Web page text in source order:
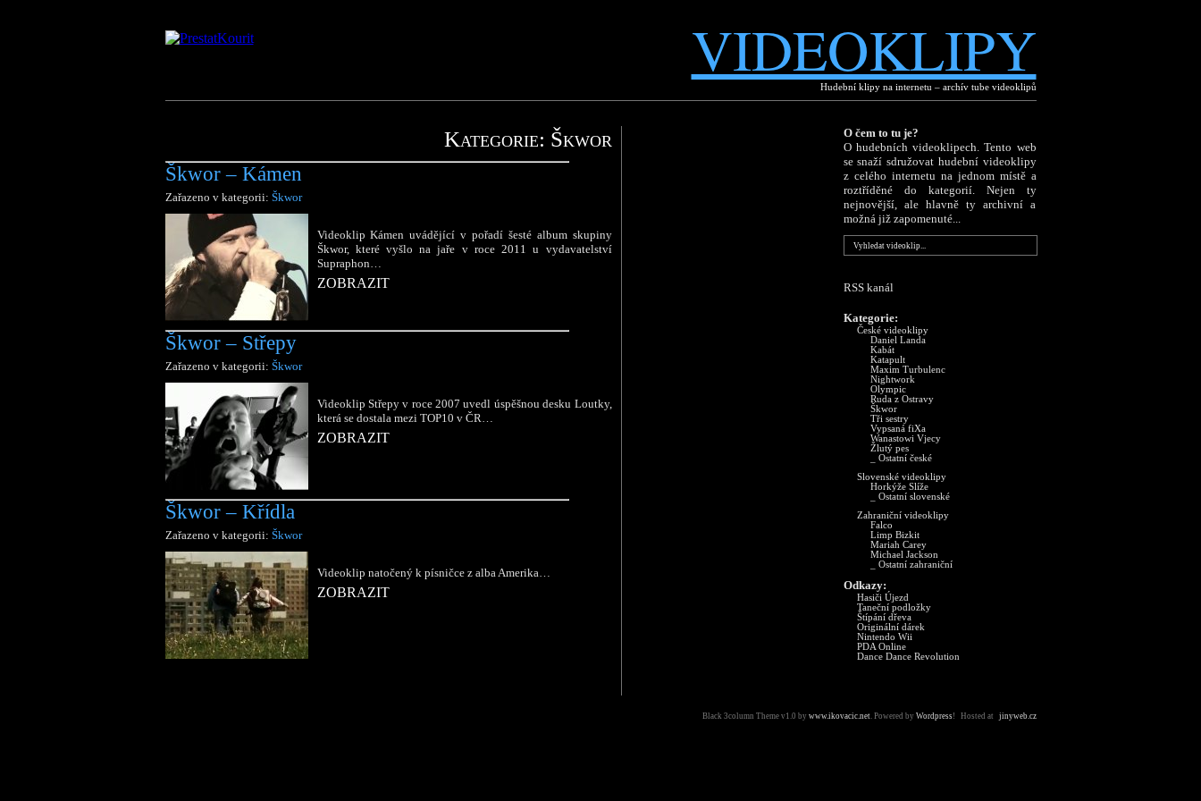
VIDEOKLIPY
Hudební klipy na internetu – archív tube videoklipů
Kategorie: Škwor
Škwor – Kámen
Zařazeno v kategorii: Škwor
Videoklip Kámen uvádějící v pořadí šesté album skupiny
Škwor, které vyšlo na jaře v roce 2011 u vydavatelství
Supraphon…
ZOBRAZIT
Škwor – Střepy
Zařazeno v kategorii: Škwor
Videoklip Střepy v roce 2007 uvedl úspěšnou desku Loutky,
která se dostala mezi TOP10 v ČR…
ZOBRAZIT
Škwor – Křídla
Zařazeno v kategorii: Škwor
Videoklip natočený k písničce z alba Amerika…
ZOBRAZIT
O čem to tu je?
O hudebních videoklipech. Tento web
se snaží sdružovat hudební videoklipy
z celého internetu na jednom místě a
roztříděné do kategorií. Nejen ty
nejnovější, ale hlavně ty archivní a
možná již zapomenuté...
RSS kanál
Kategorie:
České videoklipy
Daniel Landa
Kabát
Katapult
Maxim Turbulenc
Nightwork
Olympic
Ruda z Ostravy
Škwor
Tři sestry
Vypsaná fiXa
Wanastowi Vjecy
Žlutý pes
_ Ostatní české
Slovenské videoklipy
Horkýže Slíže
_ Ostatní slovenské
Zahraniční videoklipy
Falco
Limp Bizkit
Mariah Carey
Michael Jackson
_ Ostatní zahraniční
Odkazy:
Hasiči Újezd
Taneční podložky
Štípání dřeva
Originální dárek
Nintendo Wii
PDA Online
Dance Dance Revolution
Black 3column Theme v1.0 by www.ikovacic.net. Powered by Wordpress! Hosted at jinyweb.cz